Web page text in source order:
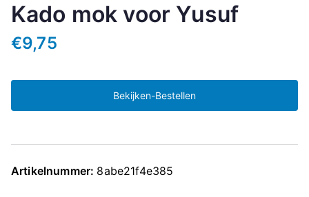
Kado mok voor Yusuf
€9,75
Bekijken-Bestellen
Artikelnummer: 8abe21f4e385